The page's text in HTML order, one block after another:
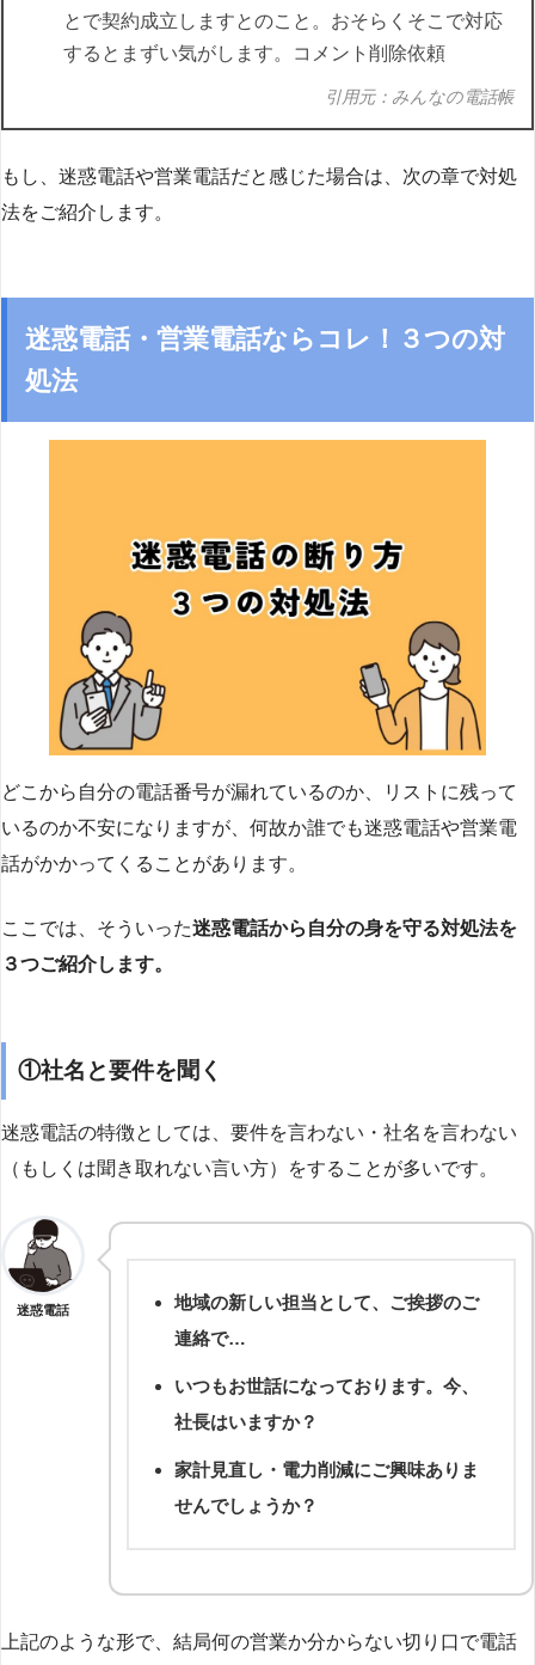
とで契約成立しますとのこと。おそらくそこで対応
するとまずい気がします。コメント削除依頼
引用元：みんなの電話帳
もし、迷惑電話や営業電話だと感じた場合は、次の章で対処
法をご紹介します。
迷惑電話・営業電話ならコレ！３つの対
処法
どこから自分の電話番号が漏れているのか、リストに残って
いるのか不安になりますが、何故か誰でも迷惑電話や営業電
話がかかってくることがあります。
ここでは、そういった迷惑電話から自分の身を守る対処法を
３つご紹介します。
①社名と要件を聞く
迷惑電話の特徴としては、要件を言わない・社名を言わない
（もしくは聞き取れない言い方）をすることが多いです。
迷惑電話
地域の新しい担当として、ご挨拶のご
連絡で…
いつもお世話になっております。今、
社長はいますか？
家計見直し・電力削減にご興味ありま
せんでしょうか？
上記のような形で、結局何の営業か分からない切り口で電話